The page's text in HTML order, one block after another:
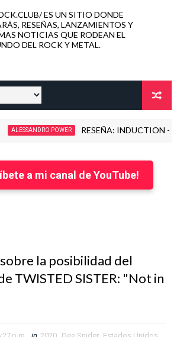
ES UN SITIO DONDE
RESEÑAS, LANZAMIENTOS Y
NOTICIAS QUE RODEAN EL
DEL ROCK Y METAL.
POWER RESEÑA: INDUCTION - LOVE
a mi canal de YouTube!
la posibilidad del
TWISTED SISTER: "Not in